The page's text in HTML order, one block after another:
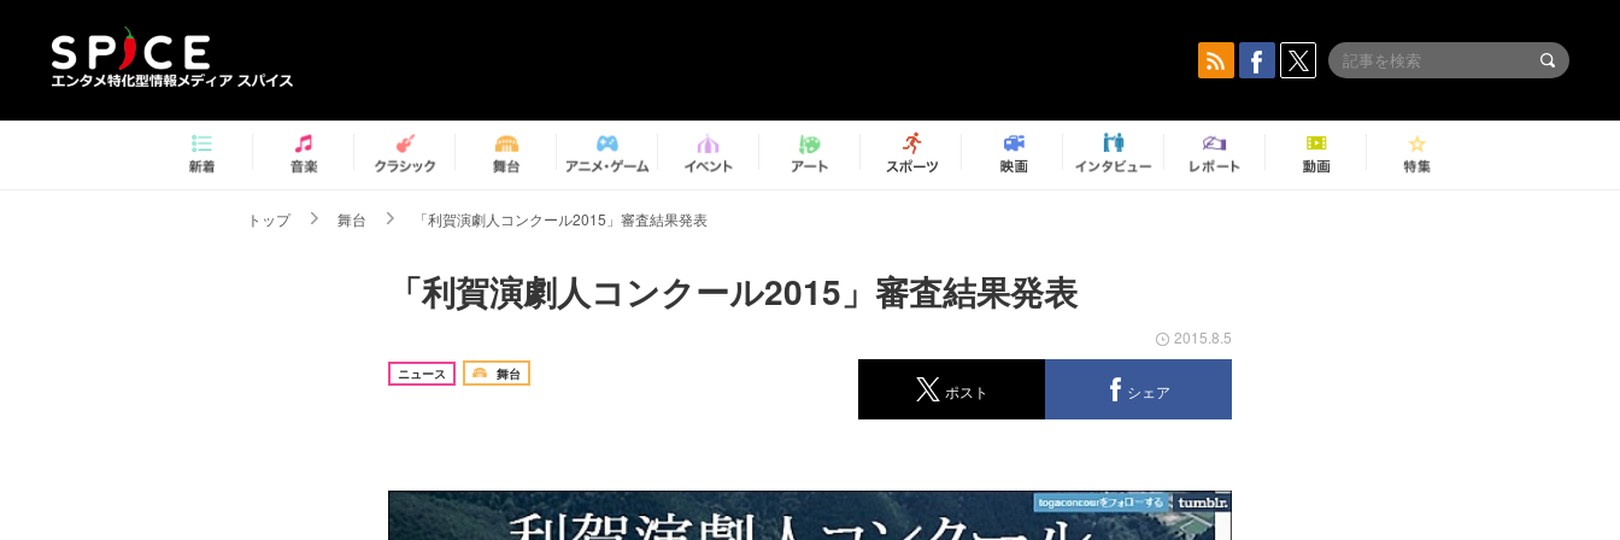
トップ 舞台 「利賀演劇人コンクール2015」審査結果発表
「利賀演劇人コンクール2015」審査結果発表
ニュース 舞台
2015.8.5
ポスト シェア